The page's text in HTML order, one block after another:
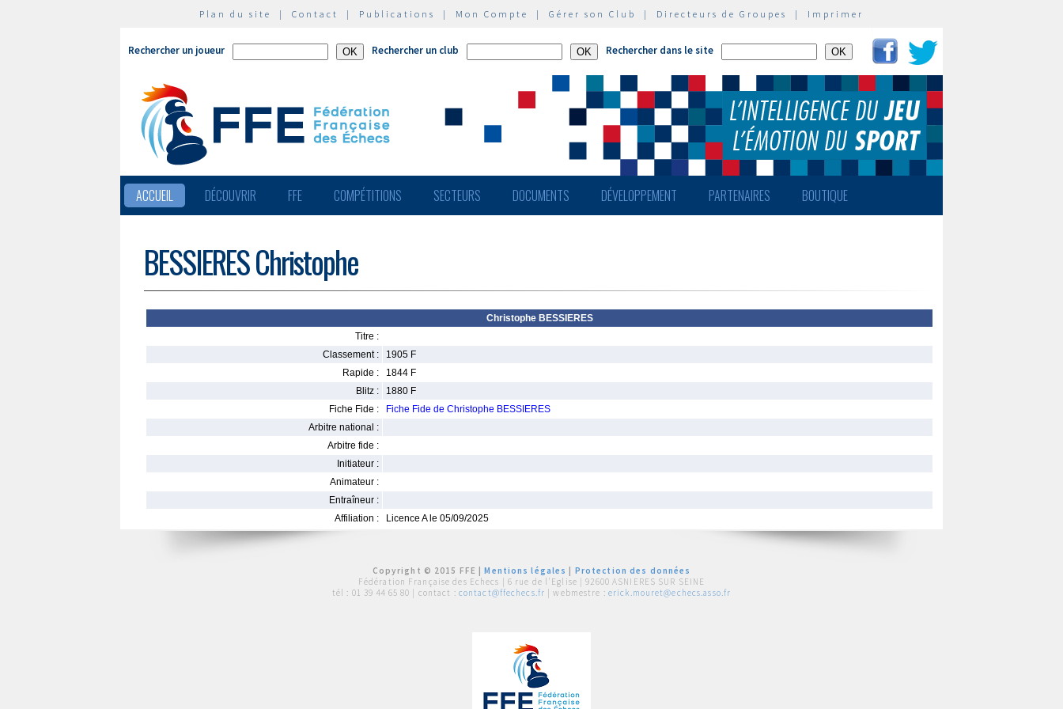
Plan du site | Contact | Publications | Mon Compte | Gérer son Club | Directeurs de Groupes | Imprimer
Rechercher un joueur Rechercher un club Rechercher dans le site
ACCUEIL DÉCOUVRIR FFE COMPÉTITIONS SECTEURS DOCUMENTS DÉVELOPPEMENT PARTENAIRES BOUTIQUE
BESSIERES Christophe
Christophe BESSIERES
Titre :
Classement :
1905 F
Rapide :
1844 F
Blitz :
1880 F
Fiche Fide :
Fiche Fide de Christophe BESSIERES
Arbitre national :
Arbitre fide :
Initiateur :
Animateur :
Entraîneur :
Affiliation :
Licence A le 05/09/2025
Copyright © 2015 FFE |Mentions légales
Protection des données
Fédération Française des Echecs | 6 rue de l'Eglise | 92600 ASNIERES SUR SEINE
tél : 01 39 44 65 80 | contact : contact@ffechecs.fr | webmestre : erick.mouret@echecs.asso.fr